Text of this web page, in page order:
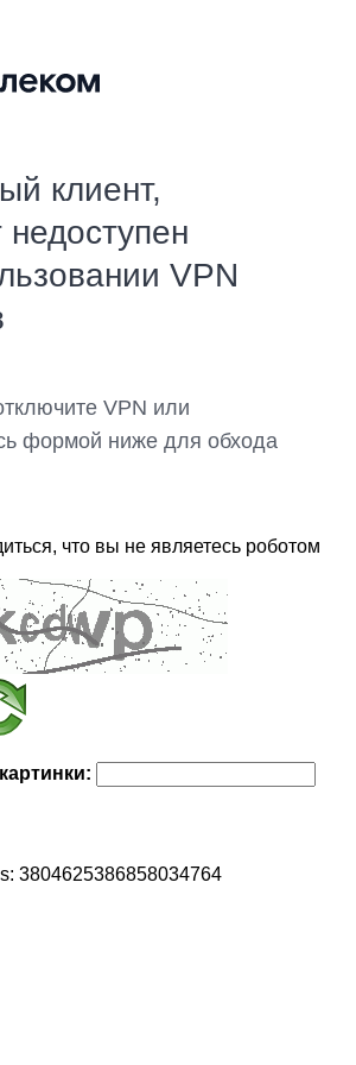
клиент,
VPN
VPN или
формой ниже для обхода
что вы не являетесь роботом
3804625386858034764